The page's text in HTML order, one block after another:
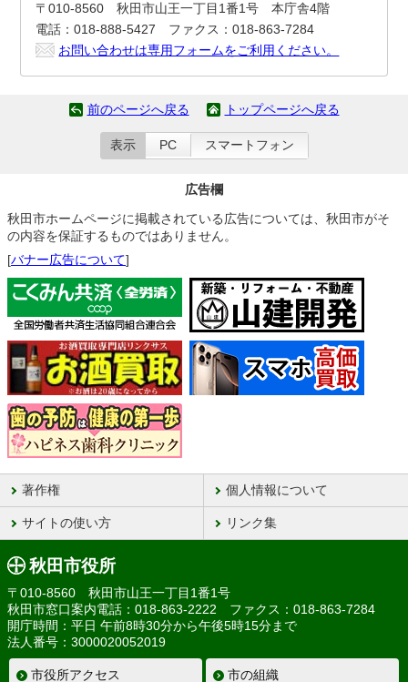
〒010-8560 秋田市山王一丁目1番1号 本庁舎4階
電話：018-888-5427 ファクス：018-863-7284
お問い合わせは専用フォームをご利用ください。
前のページへ戻る トップページへ戻る
表示 PC スマートフォン
広告欄
秋田市ホームページに掲載されている広告については、秋田市がそ
の内容を保証するものではありません。
[バナー広告について]
著作権 個人情報について
サイトの使い方 リンク集
秋田市役所
〒010-8560 秋田市山王一丁目1番1号
秋田市窓口案内電話：018-863-2222 ファクス：018-863-7284
開庁時間：平日 午前8時30分から午後5時15分まで
法人番号：3000020052019
市役所アクセス 市の組織